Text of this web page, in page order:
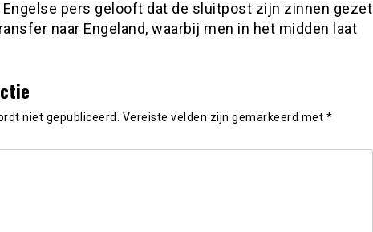
Engelse pers gelooft dat de sluitpost zijn zinnen gezet
naar Engeland, waarbij men in het midden laat
niet gepubliceerd. Vereiste velden zijn gemarkeerd met *